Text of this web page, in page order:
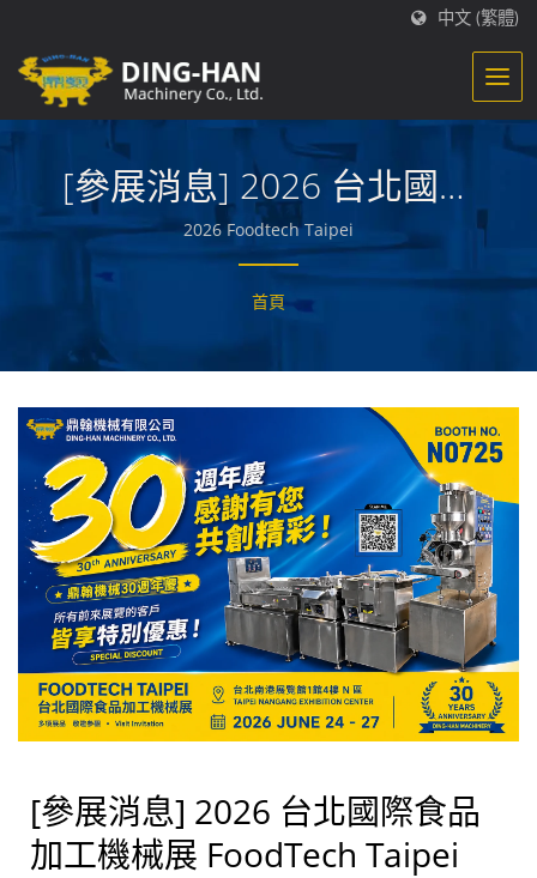
中文 (繁體)
[參展消息] 2026 台北國際
食品加工機械展 FoodTech
Taipei
2026 Foodtech Taipei
首頁
[參展消息] 2026 台北國際食品
加工機械展 FoodTech Taipei